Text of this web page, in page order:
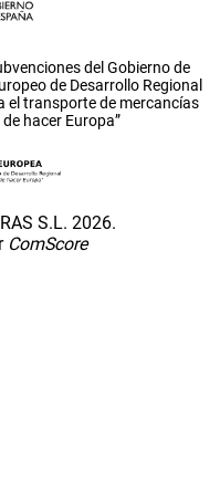
del Gobierno de
de Desarrollo Regional
el transporte de mercancías
hacer Europa”
S.L. 2026.
ComScore